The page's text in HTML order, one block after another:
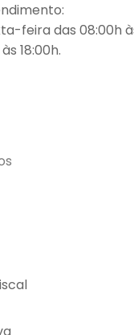
feira das 08:00h
18:00h.